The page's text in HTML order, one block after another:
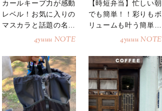
カールキープ力が感動
レベル！お気に入りの
マスカラと話題の名品
4yuuu NOTE
【時短弁当】忙しい朝
でも簡単！！彩りもボ
リュームも叶う簡単そ
4yuuu NOTE